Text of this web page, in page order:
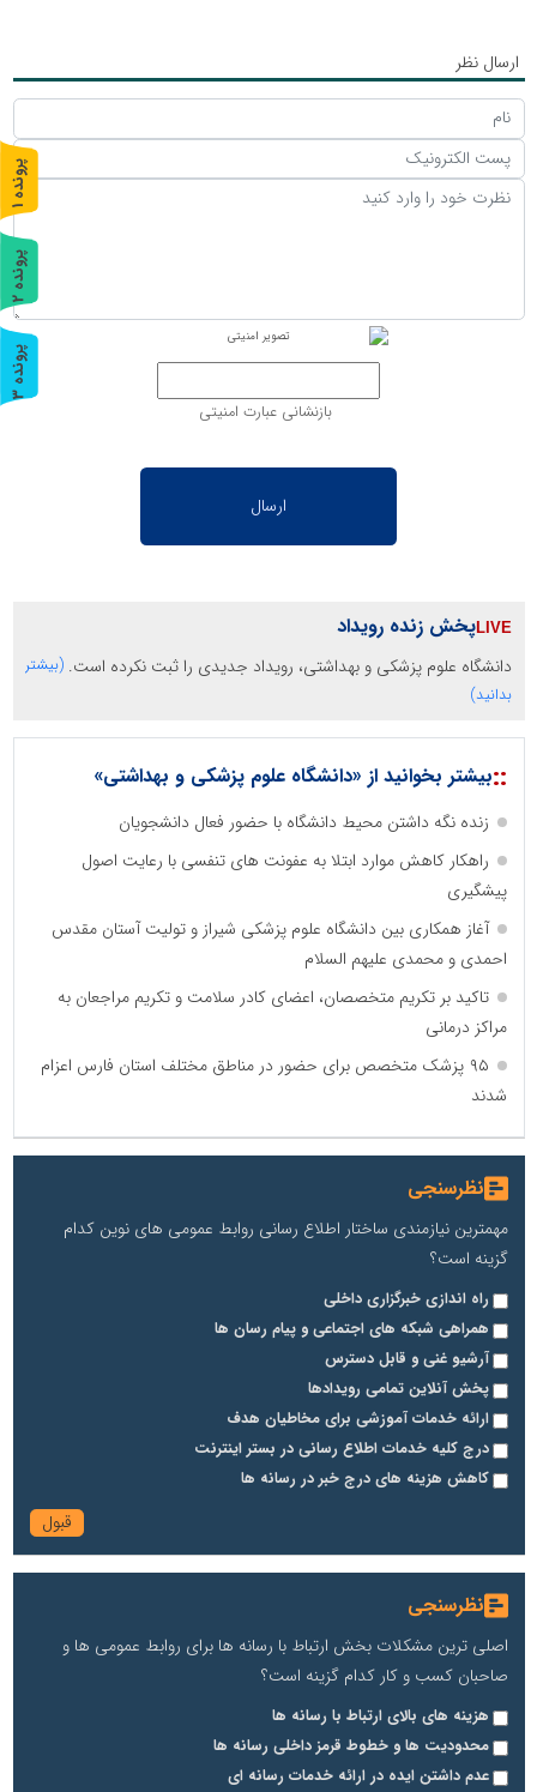
ارسال نظر
بازنشانی عبارت امنیتی
پخش زنده رویداد
دانشگاه علوم پزشکی و بهداشتی، رویداد جدیدی را ثبت نکرده است. (بیشتر
بدانید)
::بیشتر بخوانید از «دانشگاه علوم پزشکی و بهداشتی»
زنده نگه داشتن محیط دانشگاه با حضور فعال دانشجویان
راهکار کاهش موارد ابتلا به عفونت های تنفسی با رعایت اصول
پیشگیری
آغاز همکاری بین دانشگاه علوم پزشکی شیراز و تولیت آستان مقدس
احمدی و محمدی علیهم السلام
تاکید بر تکریم متخصصان، اعضای کادر سلامت و تکریم مراجعان به
مراکز درمانی
۹۵ پزشک متخصص برای حضور در مناطق مختلف استان فارس اعزام
شدند
نظرسنجی
مهمترین نیازمندی ساختار اطلاع رسانی روابط عمومی های نوین کدام
گزینه است؟
راه اندازی خبرگزاری داخلی
همراهی شبکه های اجتماعی و پیام رسان ها
آرشیو غنی و قابل دسترس
پخش آنلاین تمامی رویدادها
ارائه خدمات آموزشی برای مخاطیان هدف
درج کلیه خدمات اطلاع رسانی در بستر اینترنت
کاهش هزینه های درج خبر در رسانه ها
نظرسنجی
اصلی ترین مشکلات بخش ارتباط با رسانه ها برای روابط عمومی ها و
صاحبان کسب و کار کدام گزینه است؟
هزینه های بالای ارتباط با رسانه ها
محدودیت ها و خطوط قرمز داخلی رسانه ها
عدم داشتن ایده در ارائه خدمات رسانه ای
پ
ر
و
ن
د
ه
1
پ
ر
و
ن
د
ه
2
پ
ر
و
ن
د
ه
3